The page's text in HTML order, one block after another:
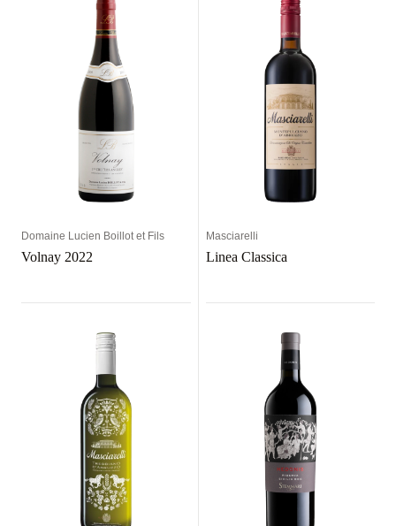
Domaine Lucien Boillot et Fils
Volnay 2022
Masciarelli
Linea Classica